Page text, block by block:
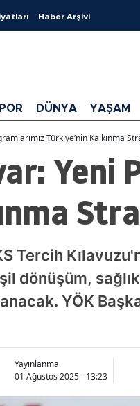
Haber Arşivi
DÜNYA YAŞAM
Türkiye’nin Kalkınma
Yeni
Tercih
dönüşüm,
YÖK
Yayınlanma
01 Ağustos 2025 - 13:23